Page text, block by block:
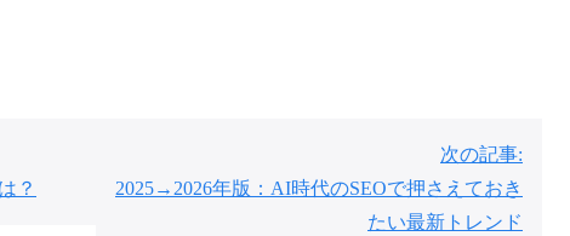
？
次の記事:
2025→2026年版：AI時代のSEOで押さえておき
たい最新トレンド